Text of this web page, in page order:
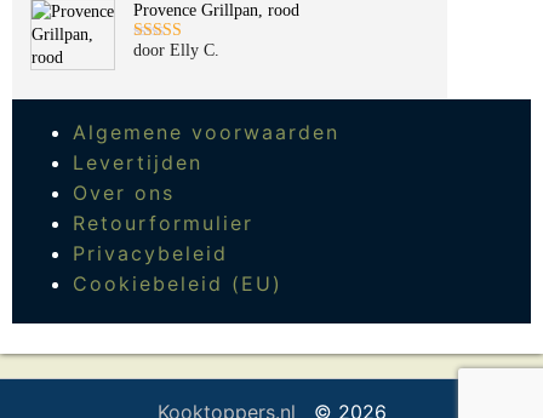
Provence Grillpan, rood
Gewaardeerd
door Elly C.
Algemene voorwaarden
Levertijden
Over ons
Retourformulier
Privacybeleid
Cookiebeleid (EU)
Kooktoppers.nl © 2026